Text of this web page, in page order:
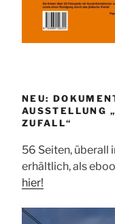
NEU:
AUSSTELLUNG
ZUFALL“
56 Seiten, überall
erhältlich, als
hier!